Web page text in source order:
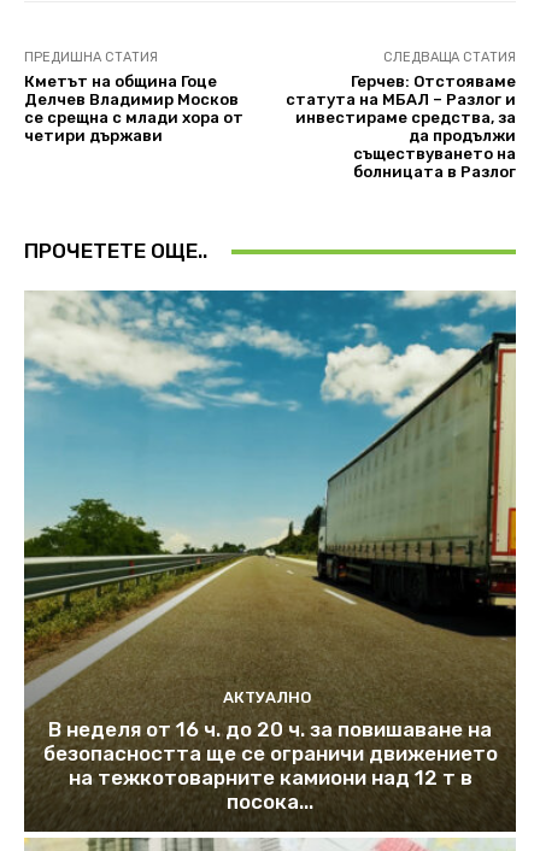
ПРЕДИШНА СТАТИЯ
Кметът на община Гоце
Делчев Владимир Москов
се срещна с млади хора от
четири държави
СЛЕДВАЩА СТАТИЯ
Герчев: Отстояваме
статута на МБАЛ – Разлог и
инвестираме средства, за
да продължи
съществуването на
болницата в Разлог
ПРОЧЕТЕТЕ ОЩЕ..
АКТУАЛНО
В неделя от 16 ч. до 20 ч. за повишаване на
безопасността ще се ограничи движението
на тежкотоварните камиони над 12 т в
посока...